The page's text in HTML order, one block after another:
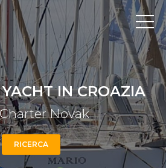
IN CROAZIA
Novak
RICERCA